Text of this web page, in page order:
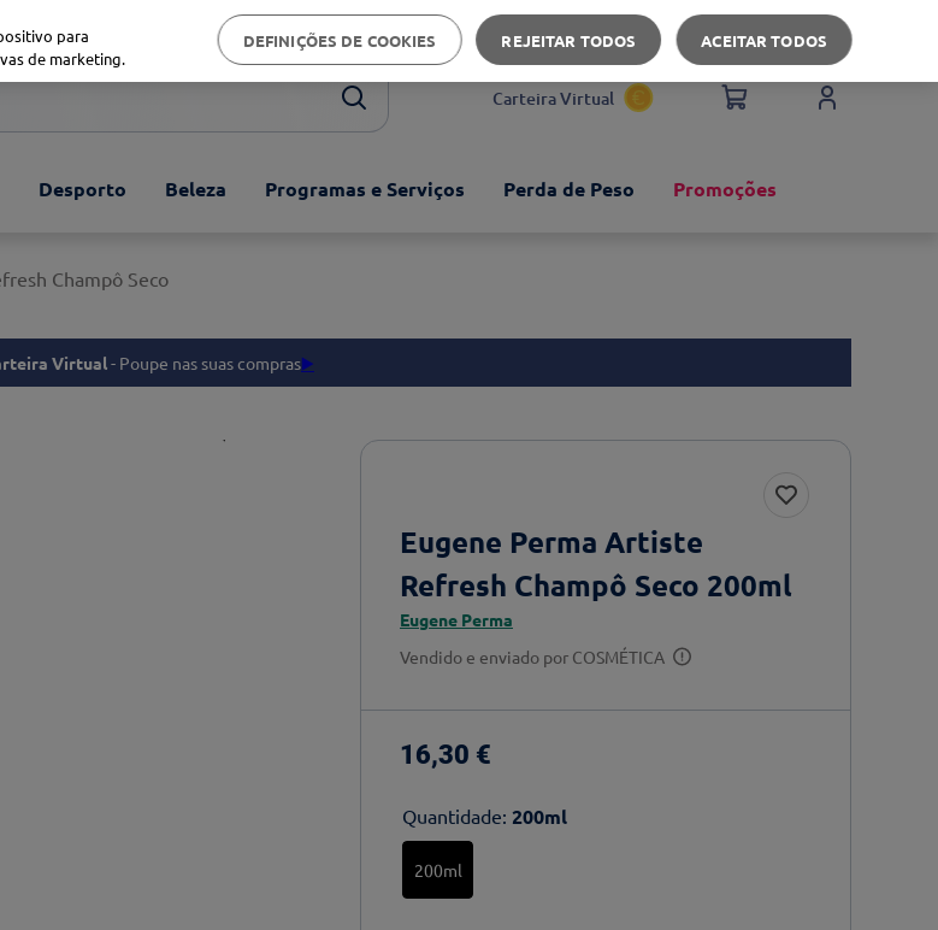
Apoio ao cliente
Carteira Virtual
Desporto Beleza Programas e Serviços Perda de Peso Promoções
Champô Seco
Virtual- Poupe nas suas compras▶️
Eugene Perma Artiste
Refresh Champô Seco 200ml
Eugene Perma
Vendido e enviado por COSMÉTICA
16,30 €
Quantidade: 200ml
200ml
para
de marketing.
DEFINIÇÕES DE COOKIES REJEITAR TODOS ACEITAR TODOS